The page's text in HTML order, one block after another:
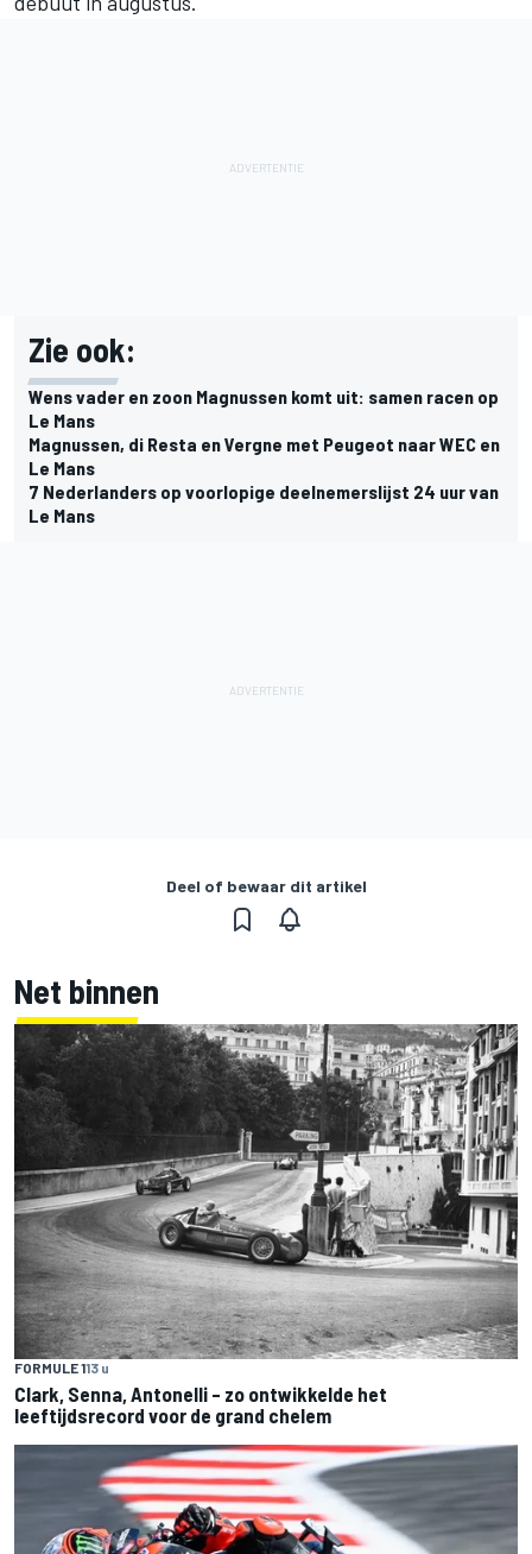
Zie ook:
Wens vader en zoon Magnussen komt uit: samen racen op
Le Mans
Magnussen, di Resta en Vergne met Peugeot naar WEC en
Le Mans
7 Nederlanders op voorlopige deelnemerslijst 24 uur van
Le Mans
Deel of bewaar dit artikel
Net binnen
FORMULE 113 u
Clark, Senna, Antonelli – zo ontwikkelde het
leeftijdsrecord voor de grand chelem